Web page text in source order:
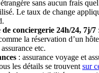
sans aucun frais
Le taux de change
de conciergerie 24h/24, 7j/7
la réservation d’un
etc.
: assurance voyage et
les détails se trouvent sur